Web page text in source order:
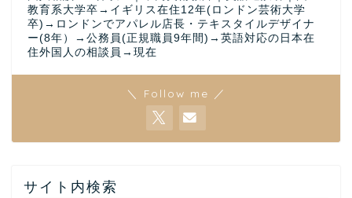
教育系大学卒→イギリス在住12年(ロンドン芸術大学
卒)→ロンドンでアパレル店長・テキスタイルデザイナ
ー(8年）→公務員(正規職員9年間)→英語対応の日本在
住外国人の相談員→現在
＼ Follow me ／
サイト内検索